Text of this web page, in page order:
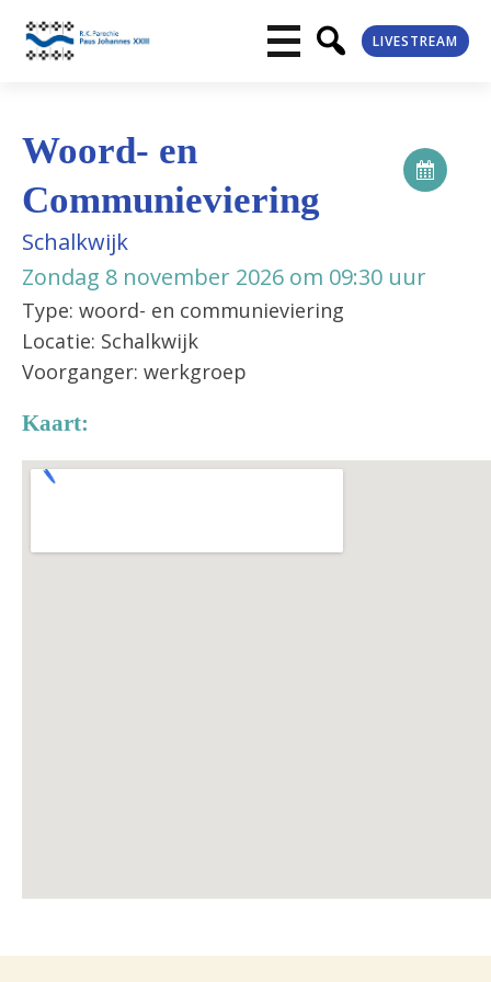
LIVESTREAM
Woord- en
Communieviering
Schalkwijk
Zondag 8 november 2026 om 09:30 uur
Type: woord- en communieviering
Locatie: Schalkwijk
Voorganger: werkgroep
Kaart: